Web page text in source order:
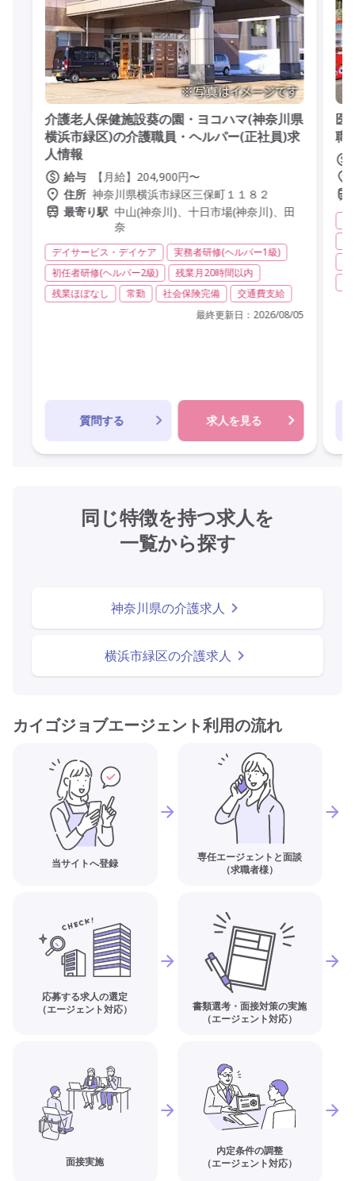
介護老人保健施設葵の園・ヨコハマ(神奈川県
横浜市緑区)の介護職員・ヘルパー(正社員)求
人情報
給与
【月給】204,900円〜
住所 神奈川県横浜市緑区三保町１１８２
最寄り駅 中山(神奈川)、十日市場(神奈川)、田
奈
デイサービス・デイケア
実務者研修(ヘルパー1級)
初任者研修(ヘルパー2級)
残業月20時間以内
残業ほぼなし
常勤 社会保険完備
交通費支給
最終更新日： 2026/08/05
質問する 求人を見る
医
職
同じ特徴を持つ求人を
一覧から探す
神奈川県の介護求人
横浜市緑区の介護求人
カイゴジョブエージェント利用の流れ
当サイトへ登録
専任エージェントと面談
（求職者様）
応募する求人の選定
（エージェント対応）
書類選考・面接対策の実施
（エージェント対応）
面接実施
内定条件の調整
（エージェント対応）